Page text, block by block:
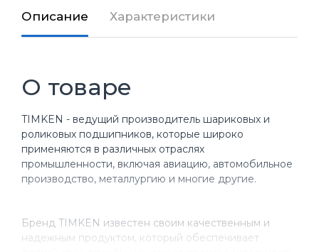
Описание Характеристики
О товаре
TIMKEN - ведущий производитель шариковых и
роликовых подшипников, которые широко
применяются в различных отраслях
промышленности, включая авиацию, автомобильное
производство, металлургию и многие другие.
Бренд TIMKEN известен своим качественным и
надежным продуктом, который обеспечивает